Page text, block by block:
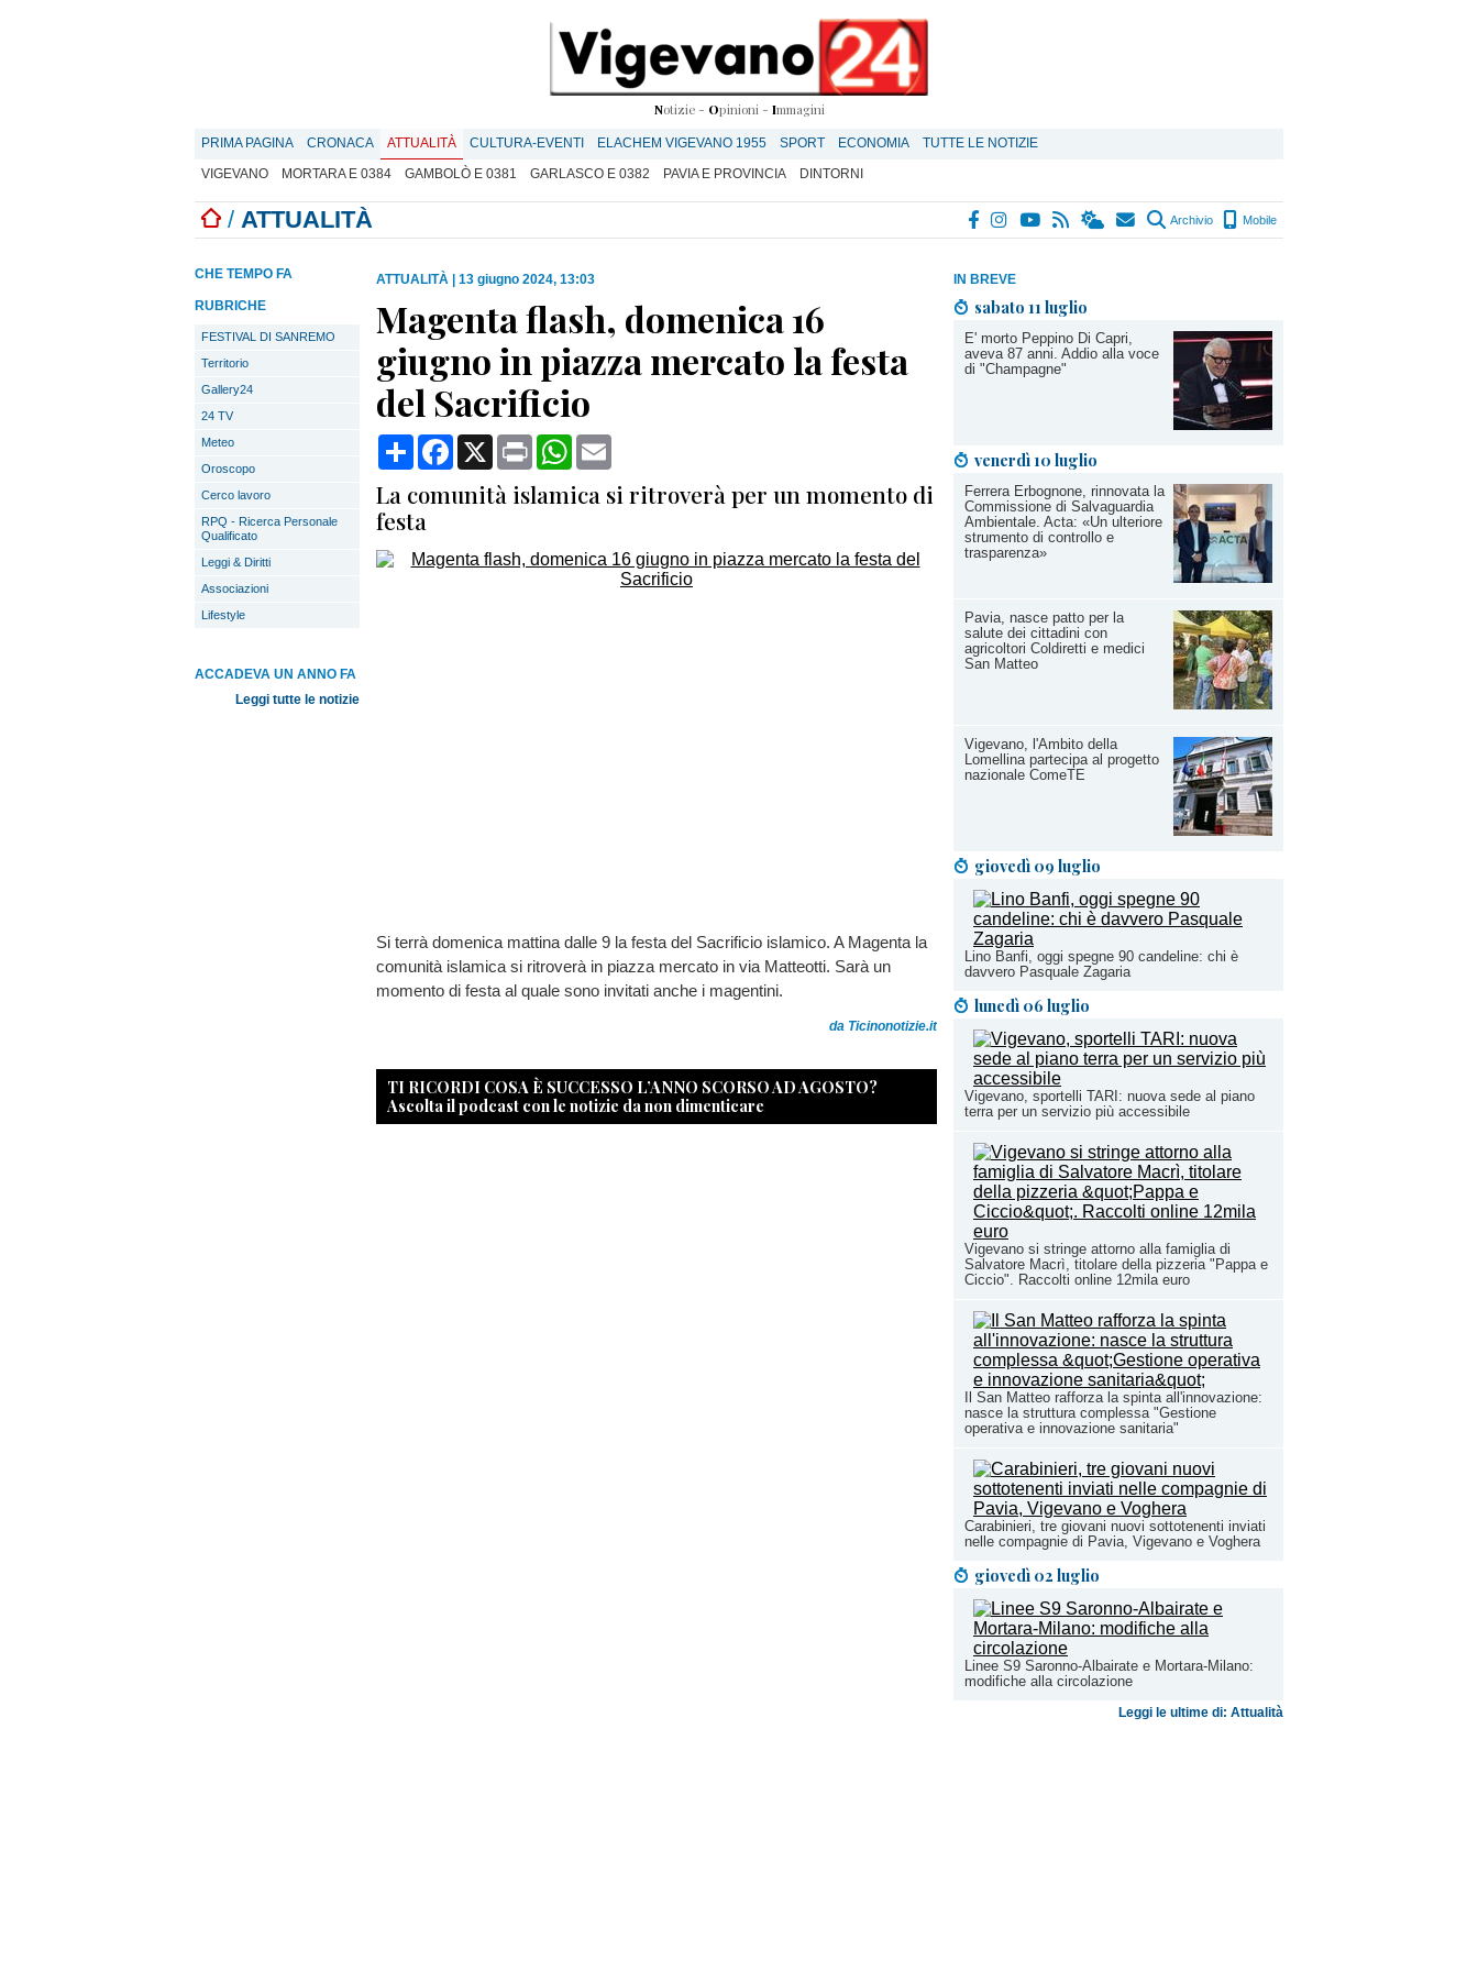
Notizie - Opinioni - Immagini
PRIMA PAGINA CRONACA ATTUALITÀ CULTURA-EVENTI ELACHEM VIGEVANO 1955 SPORT ECONOMIA
TUTTE LE NOTIZIE
VIGEVANO
MORTARA E 0384 GAMBOLÒ E 0381 GARLASCO E 0382 PAVIA E PROVINCIA DINTORNI
/ ATTUALITÀ Archivio Mobile
IN BREVE
sabato 11 luglio
E' morto Peppino Di Capri,
aveva 87 anni. Addio alla voce
di "Champagne"
venerdì 10 luglio
Ferrera Erbognone, rinnovata la
Commissione di Salvaguardia
Ambientale. Acta: «Un ulteriore
strumento di controllo e
trasparenza»
Pavia, nasce patto per la
salute dei cittadini con
agricoltori Coldiretti e medici
San Matteo
Vigevano, l'Ambito della
Lomellina partecipa al progetto
nazionale ComeTE
giovedì 09 luglio
Lino Banfi, oggi spegne 90 candeline: chi è
davvero Pasquale Zagaria
lunedì 06 luglio
Vigevano, sportelli TARI: nuova sede al piano
terra per un servizio più accessibile
Vigevano si stringe attorno alla famiglia di
Salvatore Macrì, titolare della pizzeria "Pappa e
Ciccio". Raccolti online 12mila euro
Il San Matteo rafforza la spinta all'innovazione:
nasce la struttura complessa "Gestione
operativa e innovazione sanitaria"
Carabinieri, tre giovani nuovi sottotenenti inviati
nelle compagnie di Pavia, Vigevano e Voghera
giovedì 02 luglio
Linee S9 Saronno-Albairate e Mortara-Milano:
modifiche alla circolazione
Leggi le ultime di: Attualità
CHE TEMPO FA
RUBRICHE
FESTIVAL DI SANREMO
Territorio
Gallery24
24 TV
Meteo
Oroscopo
Cerco lavoro
RPQ - Ricerca Personale
Qualificato
Leggi & Diritti
Associazioni
Lifestyle
ACCADEVA UN ANNO FA
Leggi tutte le notizie
ATTUALITÀ 13 giugno 2024, 13:03
Magenta flash, domenica 16
giugno in piazza mercato la festa
del Sacrificio
CondividiFacebook
X Print WhatsApp
La comunità islamica si ritroverà per un momento di
festa
Si terrà domenica mattina dalle 9 la festa del Sacrificio islamico. A Magenta la
comunità islamica si ritroverà in piazza mercato in via Matteotti. Sarà un
momento di festa al quale sono invitati anche i magentini.
da Ticinonotizie.it
TI RICORDI COSA È SUCCESSO L’ANNO SCORSO AD AGOSTO?
Ascolta il podcast con le notizie da non dimenticare